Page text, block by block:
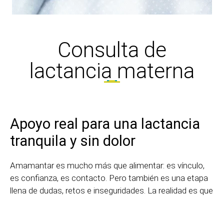
Consulta de
lactancia materna
Apoyo real para una lactancia
tranquila y sin dolor
Amamantar es mucho más que alimentar: es vínculo,
es confianza, es contacto. Pero también es una etapa
llena de dudas, retos e inseguridades. La realidad es que